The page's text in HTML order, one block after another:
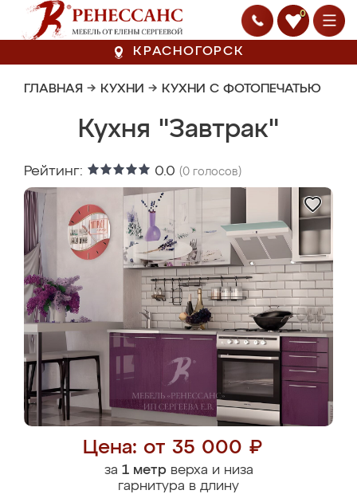
0
КРАСНОГОРСК
ГЛАВНАЯ → КУХНИ → КУХНИ С ФОТОПЕЧАТЬЮ
Кухня "Завтрак"
Рейтинг: 0.0 (0 голосов)
Цена: от 35 000 ₽
за 1 метрверха и низа
гарнитура в длину